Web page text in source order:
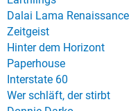
Dalai Lama Renaissance
Zeitgeist
Hinter dem Horizont
Paperhouse
Interstate 60
Wer schläft, der stirbt